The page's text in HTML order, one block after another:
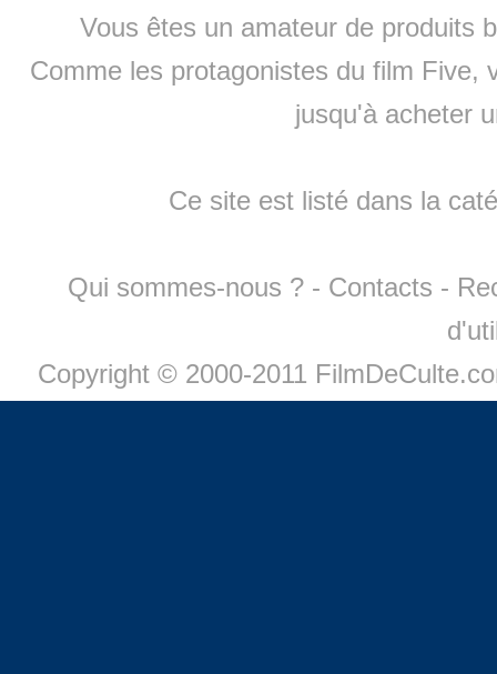
Vous êtes un amateur de produits
Comme les protagonistes du film Five,
jusqu'à acheter
Ce site est listé dans la
Qui sommes-nous ? - Contacts -
Copyright © 2000-2011